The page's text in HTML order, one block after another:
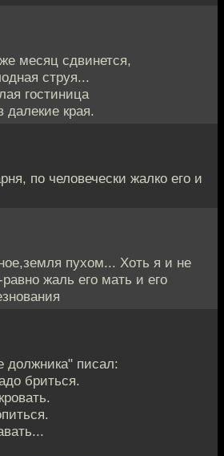
месяц сдвинется,
струя...
гостиница
края.
по человечески жалко его и
пухом... Хоть я и не
жаль его мать и его
писал:
бриться.